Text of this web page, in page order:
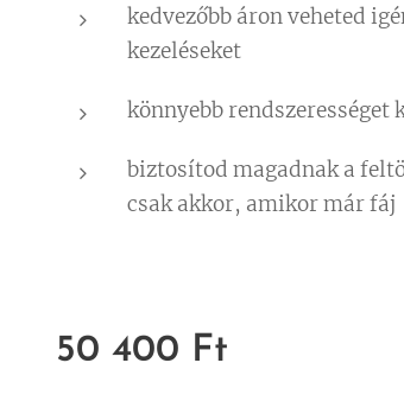
kedvezőbb áron veheted
kezeléseket
könnyebb
biztosítod magadnak a
csak akkor, amikor már fáj
50 400 Ft